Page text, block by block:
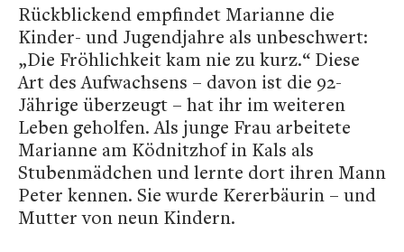
Rückblickend empfindet Marianne die
Kinder- und Jugendjahre als unbeschwert:
„Die Fröhlichkeit kam nie zu kurz.“ Diese
Art des Aufwachsens – davon ist die 92-
Jährige überzeugt – hat ihr im weiteren
Leben geholfen. Als junge Frau arbeitete
Marianne am Ködnitzhof in Kals als
Stubenmädchen und lernte dort ihren Mann
Peter kennen. Sie wurde Kererbäurin – und
Mutter von neun Kindern.